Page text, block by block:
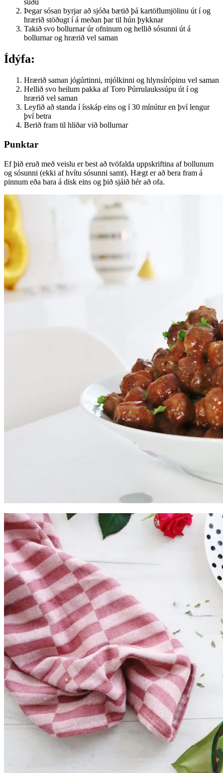
suðu
Þegar sósan byrjar að sjóða bætið þá kartöflumjölinu út í og
hrærið stöðugt í á meðan þar til hún þykknar
Takið svo bollurnar úr ofninum og hellið sósunni út á
bollurnar og hrærið vel saman
Ídýfa:
Hrærið saman jógúrtinni, mjólkinni og hlynsírópinu vel saman
Hellið svo heilum pakka af Toro Púrrulaukssúpu út í og
hrærið vel saman
Leyfið að standa í ísskáp eins og í 30 mínútur en því lengur
því betra
Berið fram til hliðar við bollurnar
Punktar
Ef þið eruð með veislu er best að tvöfalda uppskriftina af bollunum
og sósunni (ekki af hvítu sósunni samt). Hægt er að bera fram á
pinnum eða bara á disk eins og þið sjáið hér að ofa.